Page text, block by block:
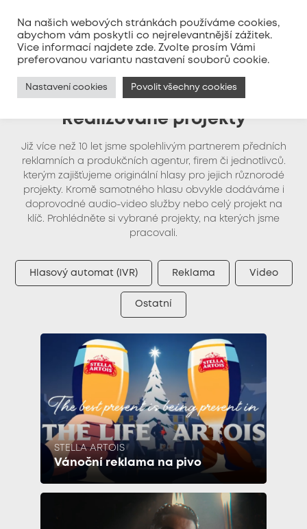
MENU
Realizované projekty
Již více než 10 let jsme spolehlivým partnerem předních
reklamních a produkčních agentur, firem či jednotlivců.
kterým zajišťujeme originální hlasy pro jejich různorodé
projekty. Kromě samotného hlasu obvykle dodáváme i
doprovodné audio-video služby nebo celý projekt na
klíč. Prohlédněte si vybrané projekty, na kterých jsme
pracovali.
Hlasový automat (IVR) Reklama Video
Ostatní
STELLA ARTOIS
Vánoční reklama na pivo
Na našich webových stránkách používáme cookies,
abychom vám poskytli co nejrelevantnější zážitek.
Vice informací najdete zde. Zvolte prosím Vámi
preferovanou variantu nastavení souborů cookie.
Nastavení cookies Povolit všechny cookies